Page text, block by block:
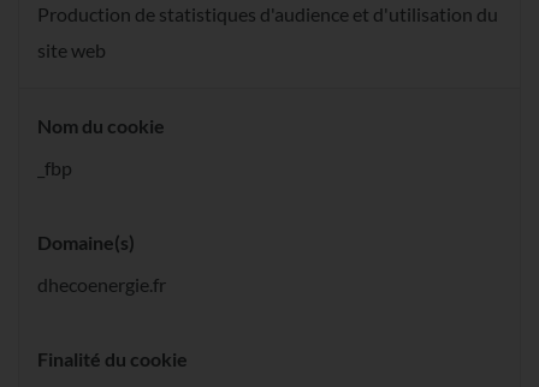
Production de statistiques d'audience et d'utilisation du
site web
Nom du cookie
_fbp
Domaine(s)
dhecoenergie.fr
Finalité du cookie